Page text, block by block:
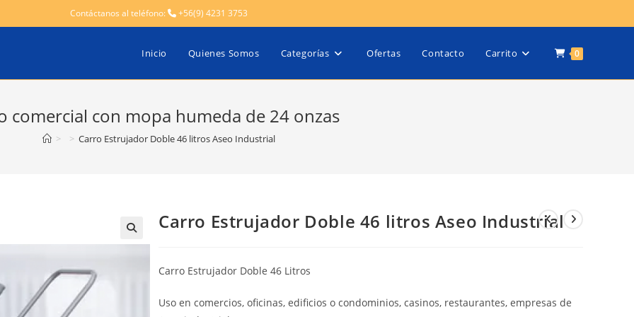
Contáctanos al teléfono: +56(9) 4231 3753
Inicio Quienes Somos Categorías Ofertas Contacto Carrito 0
comercial con mopa humeda de 24 onzas
> > Carro Estrujador Doble 46 litros Aseo Industrial
Carro Estrujador Doble 46 litros Aseo Industrial
Carro Estrujador Doble 46 Litros
Uso en comercios, oficinas, edificios o condominios, casinos, restaurantes, empresas de